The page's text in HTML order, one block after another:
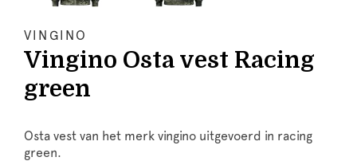
VINGINO
Vingino Osta vest Racing
green
Osta vest van het merk vingino uitgevoerd in racing
green.